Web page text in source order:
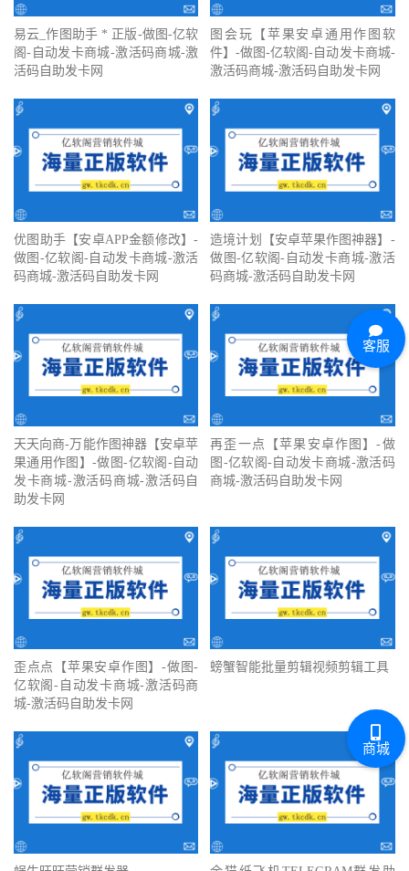
易云_作图助手 * 正版-做图-亿软
阁-自动发卡商城-激活码商城-激
活码自助发卡网
图会玩【苹果安卓通用作图软
件】-做图-亿软阁-自动发卡商城-
激活码商城-激活码自助发卡网
优图助手【安卓APP金额修改】-
做图-亿软阁-自动发卡商城-激活
码商城-激活码自助发卡网
造境计划【安卓苹果作图神器】-
做图-亿软阁-自动发卡商城-激活
码商城-激活码自助发卡网
天天向商-万能作图神器【安卓苹
果通用作图】-做图-亿软阁-自动
发卡商城-激活码商城-激活码自
助发卡网
再歪一点【苹果安卓作图】-做
图-亿软阁-自动发卡商城-激活码
商城-激活码自助发卡网
歪点点【苹果安卓作图】-做图-
亿软阁-自动发卡商城-激活码商
城-激活码自助发卡网
螃蟹智能批量剪辑视频剪辑工具
客服
商城